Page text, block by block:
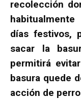
recolección
días festivos,
sacar la
permitirá
basura quede
acción de